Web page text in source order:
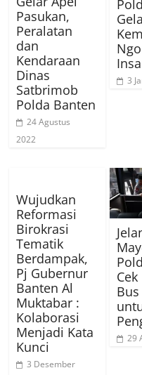
Pasukan,
Peralatan
dan
Kendaraan
Dinas
Satbrimob
Polda Banten
24 Agustus
2022
3
Wujudkan
Reformasi
Birokrasi
Tematik
Berdampak,
Pj Gubernur
Banten Al
Muktabar :
Kolaborasi
Menjadi Kata
Kunci
3 Desember
29